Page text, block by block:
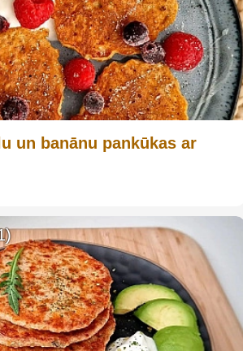
un banānu pankūkas ar